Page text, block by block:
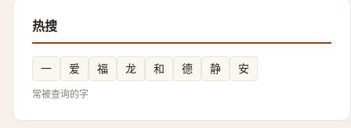
热搜
一 爱 福 龙 和 德 静 安
常被查询的字